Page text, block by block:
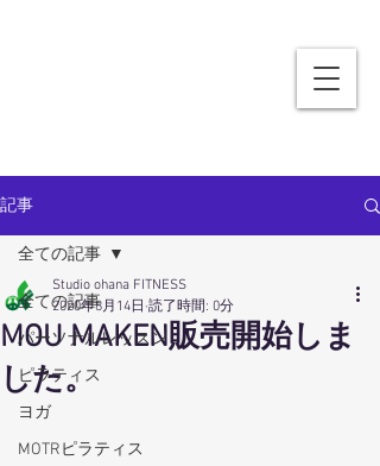
記事
全ての記事
パーソナルレッスン
ピラティス
ヨガ
MOTRピラティス
全ての記事
MOU MAKEN販売開始しま
した。
Studio ohana FITNESS
2020年8月14日 読了時間: 0分